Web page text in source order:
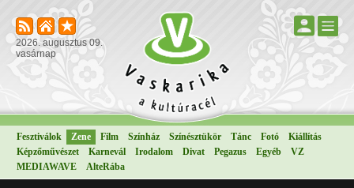
2026. augusztus 09.
vasárnap
Fesztiválok Zene Film Színház Színésztükör Tánc Fotó
Kiállítás
Képzőművészet
Karnevál Irodalom Divat Pegazus Egyéb
VZ
MEDIAWAVE
AlteRába